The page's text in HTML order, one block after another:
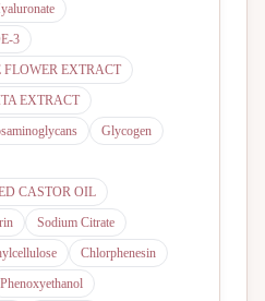
3
EXTRACT
EXTRACT
Glycogen
CASTOR OIL
Sodium Citrate
Chlorphenesin
Phenoxyethanol